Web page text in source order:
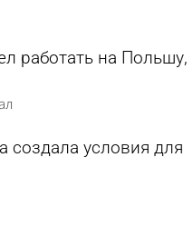
работать на Польшу,
создала условия для